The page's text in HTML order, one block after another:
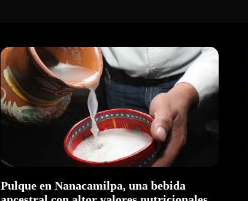
Pulque en Nanacamilpa, una bebida